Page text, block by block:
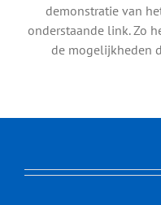
demonstratie van
onderstaande link. Zo
de mogelijkheden